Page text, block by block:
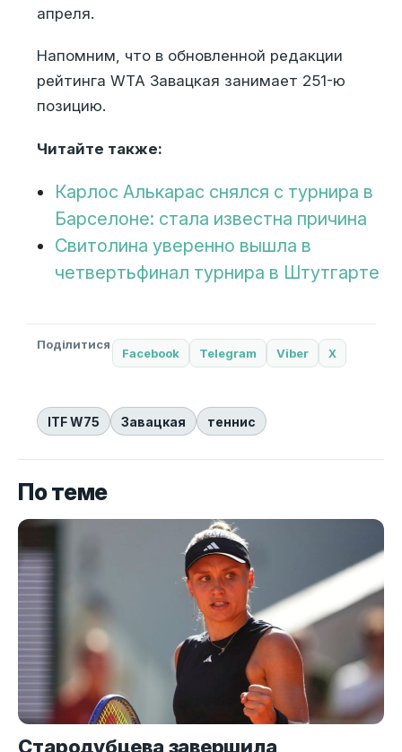
апреля.
Напомним, что в обновленной редакции
рейтинга WTA Завацкая занимает 251-ю
позицию.
Читайте также:
Карлос Алькарас снялся с турнира в
Барселоне: стала известна причина
Свитолина уверенно вышла в
четвертьфинал турнира в Штутгарте
Поділитися
Facebook Telegram Viber X
ITF W75 Завацкая теннис
По теме
Стародубцева завершила